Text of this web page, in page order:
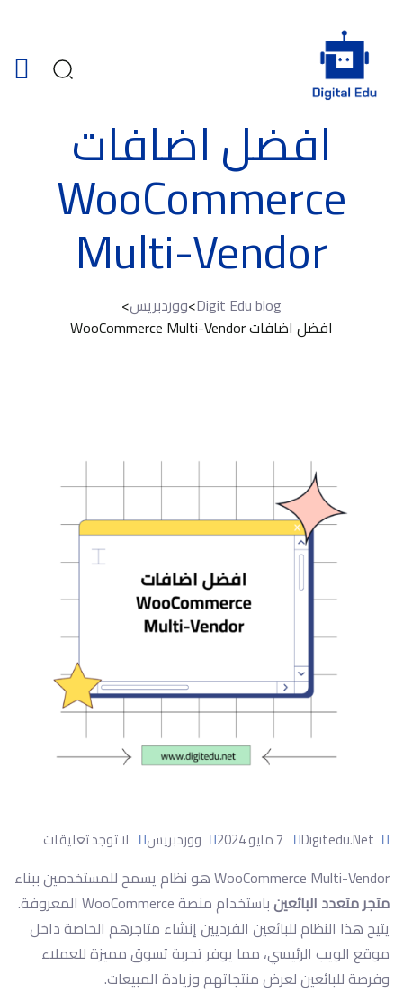
افضل اضافات
WooCommerce
Multi-Vendor
Digit Edu blog
>ووردبريس>
افضل اضافات WooCommerce Multi-Vendor
Digitedu.net ووردبريس لا توجد تعليقات
WooCommerce Multi-Vendor هو نظام يسمح للمستخدمين ببناء
متجر متعدد البائعين
باستخدام منصة WooCommerce المعروفة.
يتيح هذا النظام للبائعين الفرديين إنشاء متاجرهم الخاصة داخل
موقع الويب الرئيسي، مما يوفر تجربة تسوق مميزة للعملاء
وفرصة للبائعين لعرض منتجاتهم وزيادة المبيعات.